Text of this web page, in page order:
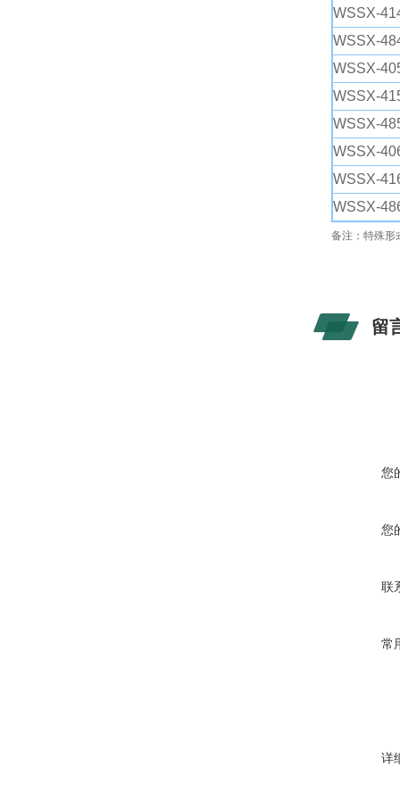
WSSX-
WSSX-
WSSX-
WSSX-
WSSX-
WSSX-
WSSX-
WSSX-
备注：特殊形
留
您
您
联
常
详